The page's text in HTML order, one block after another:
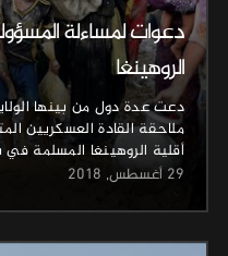
دعوات لمساءلة
الروهينغا
دعت عدة دول من بينها
ملاحقة القادة العسكريين
أقلية الروهينغا المسلمة
29 أغسطس, 2018